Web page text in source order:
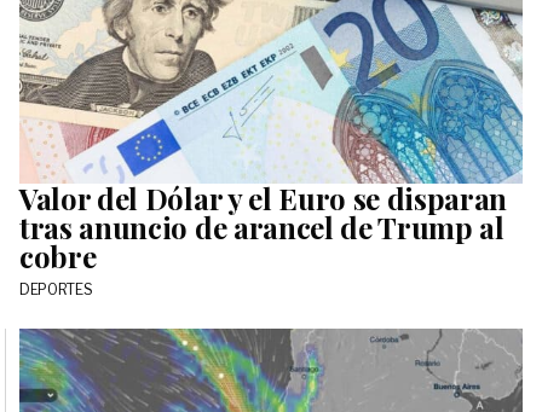
Valor del Dólar y el Euro se disparan
tras anuncio de arancel de Trump al
cobre
DEPORTES